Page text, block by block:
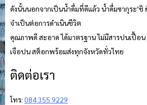
ดังนั้นนอกจากเป็นน้ำดื่มที่ดีแล้ว น้ำดื่มซากุระ’ชิ
จำเป็นต่อการดำเนินชีวิต
คุณภาพดี สะอาด ได้มาตรฐาน ไม่มีสารปนเปื้อน
เจือปน สต็อกพร้อมส่งทุกจังหวัดทั่วไทย
ติดต่อเรา
โทร: 084 355 9229